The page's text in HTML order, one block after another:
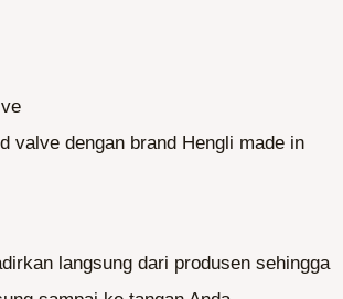
valve dengan brand Hengli made in
langsung dari produsen sehingga